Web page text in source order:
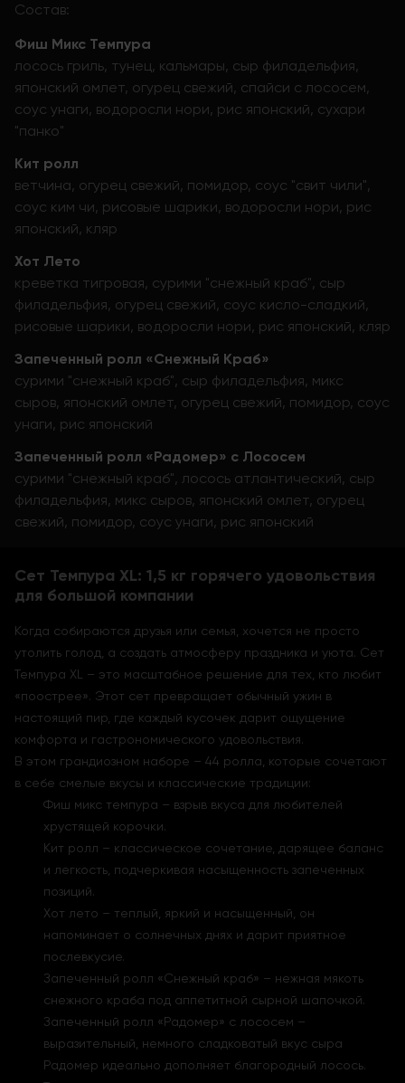
Состав:
Фиш Микс Темпура
лосось гриль, тунец, кальмары, сыр филадельфия,
японский омлет, огурец свежий, спайси с лососем,
соус унаги, водоросли нори, рис японский, сухари
"панко"
Кит ролл
ветчина, огурец свежий, помидор, соус "свит чили",
соус ким чи, рисовые шарики, водоросли нори, рис
японский, кляр
Хот Лето
креветка тигровая, сурими "снежный краб", сыр
филадельфия, огурец свежий, соус кисло-сладкий,
рисовые шарики, водоросли нори, рис японский, кляр
Запеченный ролл «Снежный Краб»
сурими "снежный краб", сыр филадельфия, микс
сыров, японский омлет, огурец свежий, помидор, соус
унаги, рис японский
Запеченный ролл «Радомер» с Лососем
сурими "снежный краб", лосось атлантический, сыр
филадельфия, микс сыров, японский омлет, огурец
свежий, помидор, соус унаги, рис японский
Сет Темпура XL: 1,5 кг горячего удовольствия
для большой компании
Когда собираются друзья или семья, хочется не просто
утолить голод, а создать атмосферу праздника и уюта. Сет
Темпура XL – это масштабное решение для тех, кто любит
«поострее». Этот сет превращает обычный ужин в
настоящий пир, где каждый кусочек дарит ощущение
комфорта и гастрономического удовольствия.
В этом грандиозном наборе – 44 ролла, которые сочетают
в себе смелые вкусы и классические традиции:
Фиш микс темпура – взрыв вкуса для любителей
хрустящей корочки.
Кит ролл – классическое сочетание, дарящее баланс
и легкость, подчеркивая насыщенность запеченных
позиций.
Хот лето – теплый, яркий и насыщенный, он
напоминает о солнечных днях и дарит приятное
послевкусие.
Запеченный ролл «Снежный краб» – нежная мякоть
снежного краба под аппетитной сырной шапочкой.
Запеченный ролл «Радомер» с лососем –
выразительный, немного сладковатый вкус сыра
Радомер идеально дополняет благородный лосось.